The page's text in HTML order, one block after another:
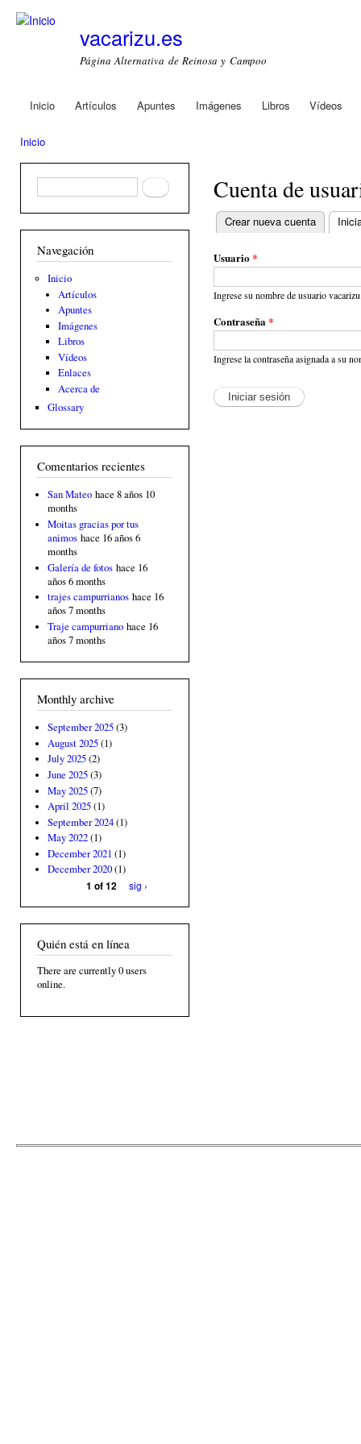
vacarizu.es
Página Alternativa de Reinosa y Campoo
Main menu
Inicio Artículos Apuntes Imágenes Libros Vídeos
Inicio
Formulario de búsquedaBuscar
Navegación
Inicio
Artículos
Apuntes
Imágenes
Libros
Vídeos
Enlaces
Acerca de
Glossary
Comentarios recientes
San Mateo hace 8 años 10
months
Moitas gracias por tus
animos hace 16 años 6
months
Galería de fotos hace 16
años 6 months
trajes campurrianos hace 16
años 7 months
Traje campurriano hace 16
años 7 months
Monthly archive
September 2025(3)
August 2025(1)
July 2025(2)
June 2025(3)
May 2025(7)
April 2025(1)
September 2024(1)
May 2022(1)
December 2021 (1)
December 2020(1)
1 of 12
sig ›
Quién está en línea
There are currently 0 users
online.
Cuenta de
Primary tabs
Crear nueva cuenta
Usuario*
Ingrese su nombre de usuario
Contraseña*
Ingrese la contraseña asignada a su